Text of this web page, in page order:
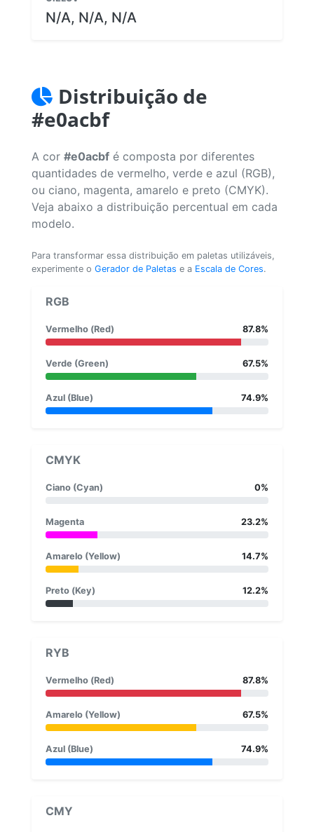
N/A, N/A, N/A
Distribuição de
#e0acbf
A cor #e0acbf é composta por diferentes
quantidades de vermelho, verde e azul (RGB),
ou ciano, magenta, amarelo e preto (CMYK).
Veja abaixo a distribuição percentual em cada
modelo.
Para transformar essa distribuição em paletas utilizáveis,
experimente o Gerador de Paletas e a Escala de Cores.
RGB
Vermelho (Red) 87.8%
Verde (Green) 67.5%
Azul (Blue) 74.9%
CMYK
Ciano (Cyan) 0%
Magenta 23.2%
Amarelo (Yellow) 14.7%
Preto (Key) 12.2%
RYB
Vermelho (Red) 87.8%
Amarelo (Yellow) 67.5%
Azul (Blue) 74.9%
CMY